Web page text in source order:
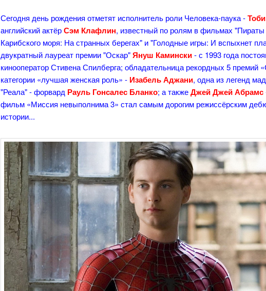
Сегодня день рождения отметят исполнитель роли Человека-паука -
английский актёрСэм Клафлин, известный по ролям в фильмах "Пираты
Карибского моря: На странных берегах" и "Голодные игры: И вспыхнет
двукратный лауреат премии "Оскар"Януш Камински- с 1993 года
кинооператор Стивена Спилберга; обладательница рекордных 5 премий
категории «лучшая женская роль» - Изабель Аджани, одна из легенд
"Реала" - форвард Рауль Гонсалес Бланко; а такжеДжей Джей Абрамс
фильм «Миссия невыполнима 3» стал самым дорогим режиссёрским
истории...